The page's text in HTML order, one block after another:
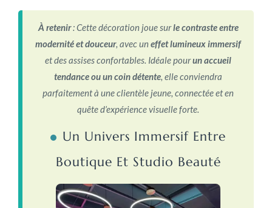
À retenir: Cette décoration joue surle contraste entre
modernité et douceur, avec uneffet lumineux immersif
et des assises confortables. Idéale pourun accueil
tendance ou un coin détente, elle conviendra
parfaitement à une clientèle jeune, connectée et en
quête d’expérience visuelle forte.
Un Univers Immersif Entre
Boutique Et Studio Beauté